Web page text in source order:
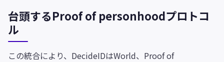
台頭するProof of personhoodプロトコ
ル
この統合により、DecideIDはWorld、Proof of